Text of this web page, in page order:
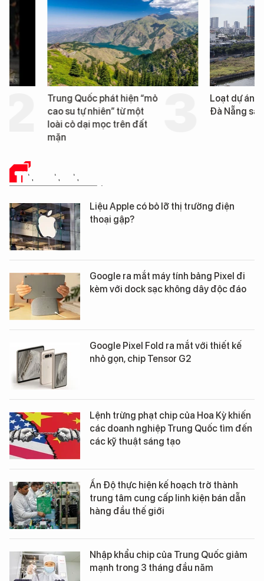
Trung Quốc phát hiện “mỏ
cao su tự nhiên” từ một
loài cỏ dại mọc trên đất
Loạt dự án bất động
Đà Nẵng sắp bị kiểm
TIN CÔNG NGHỆ
Liệu Apple có bỏ lỡ thị trường điện
thoại gập?
Google ra mắt máy tính bảng Pixel đi
kèm với dock sạc không dây độc đáo
Google Pixel Fold ra mắt với thiết kế
nhỏ gọn, chip Tensor G2
Lệnh trừng phạt chip của Hoa Kỳ khiến
các doanh nghiệp Trung Quốc tìm đến
các kỹ thuật sáng tạo
Ấn Độ thực hiện kế hoạch trở thành
trung tâm cung cấp linh kiện bán dẫn
hàng đầu thế giới
Nhập khẩu chip của Trung Quốc giảm
mạnh trong 3 tháng đầu năm